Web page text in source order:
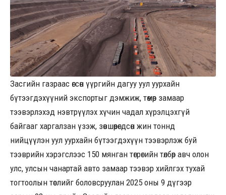
Засгийн газраас өгсөн үүргийн дагуу уул уурхайн
бүтээгдэхүүний экспортыг дэмжиж, төмөр замаар
тээвэрлэхэд нэвтрүүлэх хүчин чадал хүрэлцэхгүй
байгааг харгалзан үзэж, зөвшөөрөгдсөн жин тоннд
нийцүүлэн уул уурхайн бүтээгдэхүүн тээвэрлэж буй
тээврийн хэрэгслээс 150 мянган төгрөгийн төлбөр авч олон
улс, улсын чанартай авто замаар тээвэр хийлгэх тухай
тогтоолын төслийг боловсруулан 2025 оны 9 дүгээр